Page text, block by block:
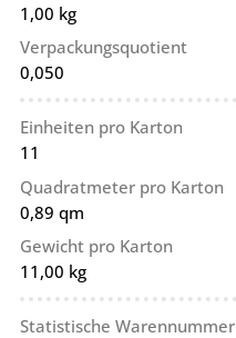
1,00 kg
Verpackungsquotient
0,050
Einheiten pro Karton
11
Quadratmeter pro Karton
0,89 qm
Gewicht pro Karton
11,00 kg
Statistische Warennummer